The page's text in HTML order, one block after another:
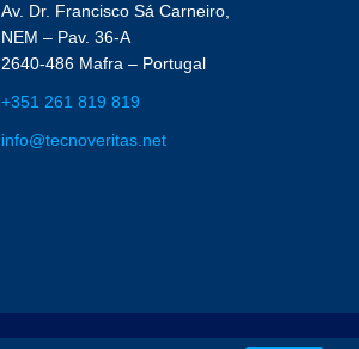
Av. Dr. Francisco Sá Carneiro,
NEM – Pav. 36-A
2640-486 Mafra – Portugal
+351 261 819 819
info@tecnoveritas.net